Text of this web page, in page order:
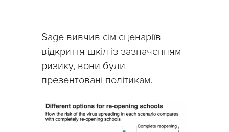
Sage вивчив сім сценаріїв
відкриття шкіл із зазначенням
ризику, вони були
презентовані політикам.